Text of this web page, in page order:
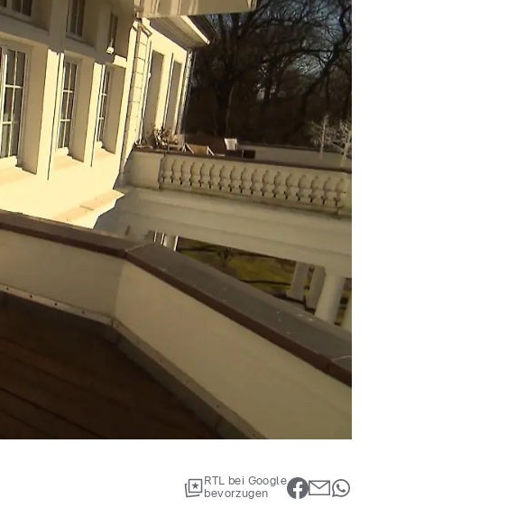
RTL bei Google
bevorzugen